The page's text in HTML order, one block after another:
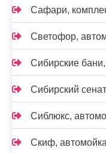
Сафари,
Светофор,
Сибирские
Сибирский
Сиблюкс,
Скиф, автомойка